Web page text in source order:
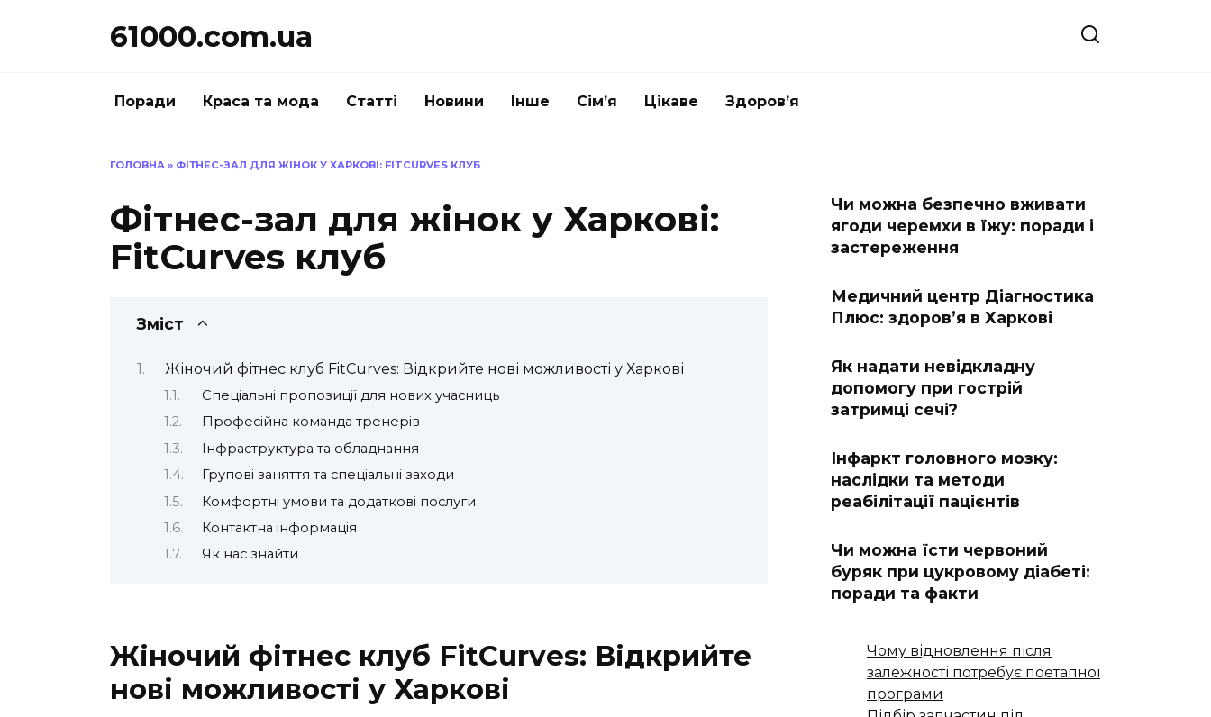
61000.com.ua
Поради Краса та мода Статті Новини Інше Сім’я Цікаве Здоров’я
ГОЛОВНА » ФІТНЕС-ЗАЛ ДЛЯ ЖІНОК У ХАРКОВІ: FITCURVES КЛУБ
Фітнес-зал для жінок у Харкові:
FitCurves клуб
Зміст
Жіночий фітнес клуб FitCurves: Відкрийте нові можливості у Харкові
Спеціальні пропозиції для нових учасниць
Професійна команда тренерів
Інфраструктура та обладнання
Групові заняття та спеціальні заходи
Комфортні умови та додаткові послуги
Контактна інформація
Як нас знайти
Жіночий фітнес клуб FitCurves: Відкрийте
нові можливості у Харкові
Чи можна безпечно вживати
ягоди черемхи в їжу: поради і
застереження
Медичний центр Діагностика
Плюс: здоров’я в Харкові
Як надати невідкладну
допомогу при гострій
затримці сечі?
Інфаркт головного мозку:
наслідки та методи
реабілітації пацієнтів
Чи можна їсти червоний
буряк при цукровому діабеті:
поради та факти
Чому відновлення після
залежності потребує поетапної
програми